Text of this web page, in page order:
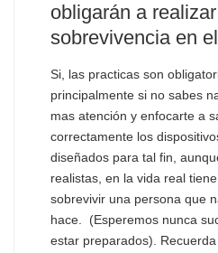
obligarán a
sobrevivencia en
Si, las practicas son
principalmente si no sabes
mas atención y enfocarte a
correctamente los
diseñados para tal fin,
realistas, en la vida real
sobrevivir una persona que
hace. (Esperemos nunca
estar preparados).